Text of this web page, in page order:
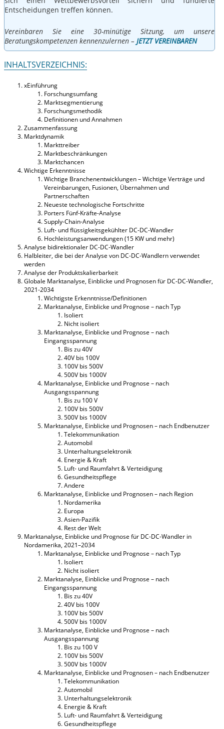
Entscheidungen treffen können.
Vereinbaren Sie eine 30-minütige Sitzung, um unsere
Beratungskompetenzen kennenzulernen – JETZT VEREINBAREN
INHALTSVERZEICHNIS:
xEinführung
Forschungsumfang
Marktsegmentierung
Forschungsmethodik
Definitionen und Annahmen
Zusammenfassung
Marktdynamik
Markttreiber
Marktbeschränkungen
Marktchancen
Wichtige Erkenntnisse
Wichtige Branchenentwicklungen – Wichtige Verträge und
Vereinbarungen, Fusionen, Übernahmen und
Partnerschaften
Neueste technologische Fortschritte
Porters Fünf-Kräfte-Analyse
Supply-Chain-Analyse
Luft- und flüssigkeitsgekühlter DC-DC-Wandler
Hochleistungsanwendungen (15 KW und mehr)
Analyse bidirektionaler DC-DC-Wandler
Halbleiter, die bei der Analyse von DC-DC-Wandlern verwendet
werden
Analyse der Produktskalierbarkeit
Globale Marktanalyse, Einblicke und Prognosen für DC-DC-Wandler,
2021-2034
Wichtigste Erkenntnisse/Definitionen
Marktanalyse, Einblicke und Prognose – nach Typ
Isoliert
Nicht isoliert
Marktanalyse, Einblicke und Prognose – nach
Eingangsspannung
Bis zu 40V
40V bis 100V
100V bis 500V
500V bis 1000V
Marktanalyse, Einblicke und Prognose – nach
Ausgangsspannung
Bis zu 100 V
100V bis 500V
500V bis 1000V
Marktanalyse, Einblicke und Prognosen – nach Endbenutzer
Telekommunikation
Automobil
Unterhaltungselektronik
Energie & Kraft
Luft- und Raumfahrt & Verteidigung
Gesundheitspflege
Andere
Marktanalyse, Einblicke und Prognosen – nach Region
Nordamerika
Europa
Asien-Pazifik
Rest der Welt
Marktanalyse, Einblicke und Prognose für DC-DC-Wandler in
Nordamerika, 2021–2034
Marktanalyse, Einblicke und Prognose – nach Typ
Isoliert
Nicht isoliert
Marktanalyse, Einblicke und Prognose – nach
Eingangsspannung
Bis zu 40V
40V bis 100V
100V bis 500V
500V bis 1000V
Marktanalyse, Einblicke und Prognose – nach
Ausgangsspannung
Bis zu 100 V
100V bis 500V
500V bis 1000V
Marktanalyse, Einblicke und Prognosen – nach Endbenutzer
Telekommunikation
Automobil
Unterhaltungselektronik
Energie & Kraft
Luft- und Raumfahrt & Verteidigung
Gesundheitspflege